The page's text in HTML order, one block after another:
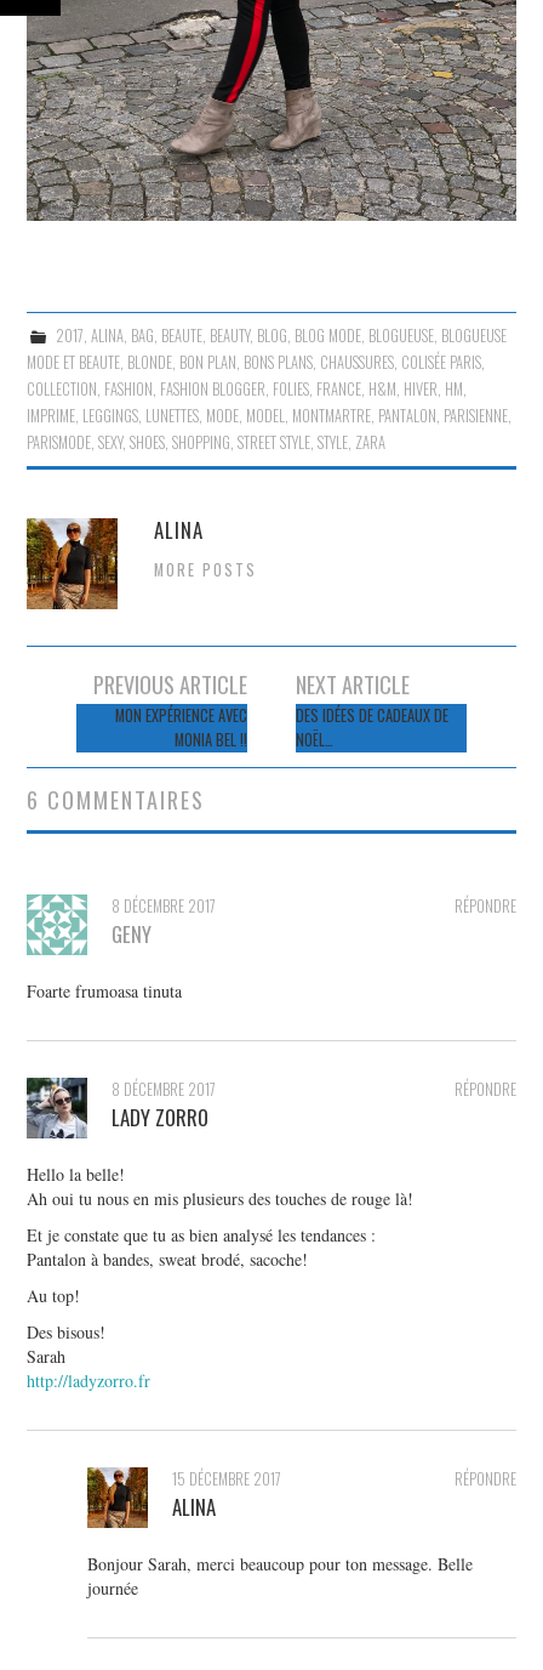
2017, ALINA, BAG, BEAUTE, BEAUTY, BLOG, BLOG MODE, BLOGUEUSE, BLOGUEUSE
MODE ET BEAUTE, BLONDE, BON PLAN, BONS PLANS, CHAUSSURES, COLISÉE PARIS,
COLLECTION, FASHION, FASHION BLOGGER, FOLIES, FRANCE, H&M, HIVER, HM,
IMPRIME, LEGGINGS, LUNETTES, MODE, MODEL, MONTMARTRE, PANTALON, PARISIENNE,
PARISMODE,SEXY,SHOES,SHOPPING,STREET STYLE,STYLE, ZARA
ALINA
MORE POSTS
Navigation
articles
PREVIOUS ARTICLE
MON EXPÉRIENCE AVEC
MONIA BEL !!
NEXT ARTICLE
DES IDÉES DE CADEAUX DE
NOËL…
6 COMMENTAIRES
RÉPONDRE
8 DÉCEMBRE 2017
GENY
Foarte frumoasa tinuta
RÉPONDRE
8 DÉCEMBRE 2017
LADY ZORRO
Hello la belle!
Ah oui tu nous en mis plusieurs des touches de rouge là!
Et je constate que tu as bien analysé les tendances :
Pantalon à bandes, sweat brodé, sacoche!
Au top!
Des bisous!
Sarah
http://ladyzorro.fr
RÉPONDRE
15 DÉCEMBRE 2017
ALINA
Bonjour Sarah, merci beaucoup pour ton message. Belle
journée